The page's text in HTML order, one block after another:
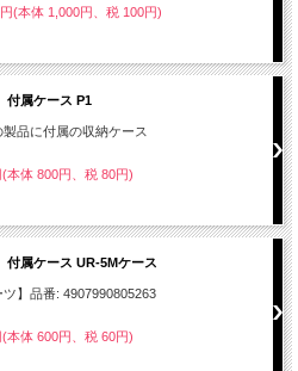
(本体 1,000円、税 100円)
付属ケース P1
品に付属の収納ケース
本体 800円、税 80円)
付属ケース UR-5Mケース
ツ】品番: 4907990805263
本体 600円、税 60円)